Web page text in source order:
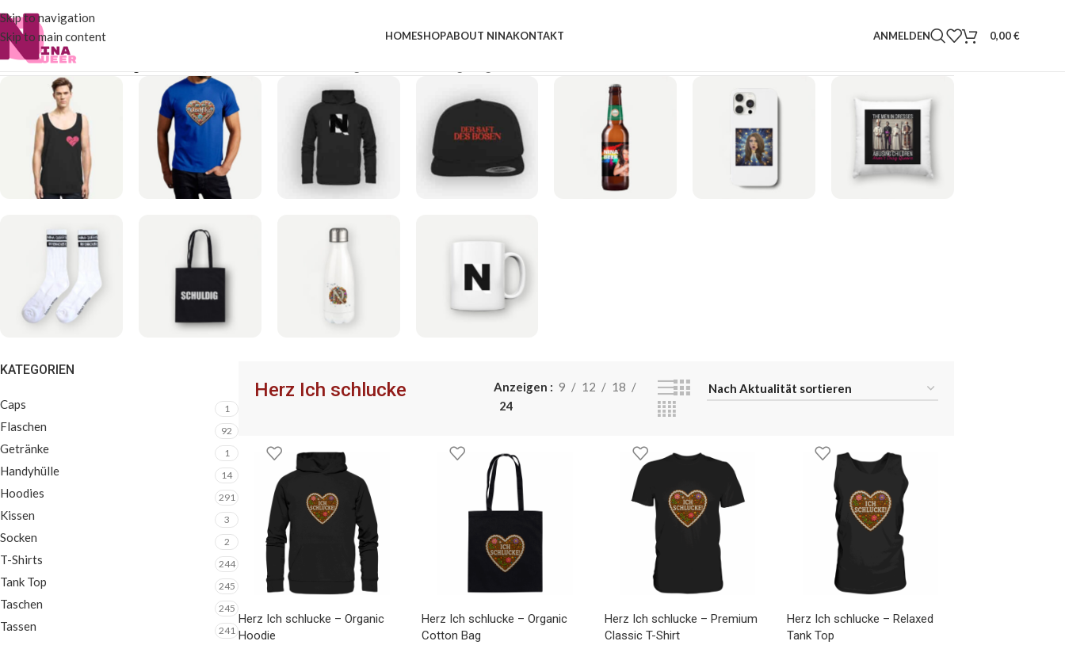
Skip to navigation
Skip to main content
HOMESHOPABOUT NINAKONTAKT ANMELDEN 0,00€
Start/Produkte verschlagwortet mit „Herz Ich schlucke“
TANK TOP T-SHIRTS HOODIES
SOCKEN
KATEGORIEN
Caps 1
Flaschen 92
Getränke 1
Handyhülle 14
Hoodies 291
Kissen 3
Socken 2
T-Shirts 244
Tank Top 245
Taschen 245
Tassen 241
Herz Ich schlucke Anzeigen 9 12
18
24
Herz Ich schlucke – Organic
Hoodie
Herz Ich schlucke – Organic
Cotton Bag
Herz Ich schlucke – Premium
Classic T-Shirt
Herz Ich schlucke – Relaxed
Tank Top